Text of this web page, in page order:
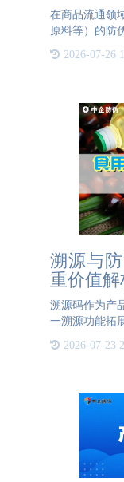
在商品流通领
原料等）的防
难以满足市场
2026-07-26
溯源与
重价值解
溯源码作为产
一溯源功能拓
体的综合管理
品溯源维度：
2026-07-23